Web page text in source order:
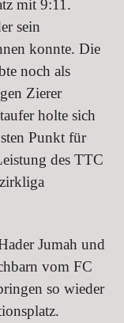
mit 9:11.
sein
konnte. Die
noch als
Zierer
holte sich
Punkt für
des TTC
Jumah und
vom FC
so wieder